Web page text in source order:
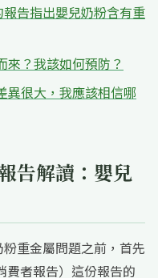
告指出嬰兒奶粉含有重
來？我該如何預防？
異很大，我應該相信哪
解讀：嬰兒
重金屬問題之前，首先
費者報告）這份報告的